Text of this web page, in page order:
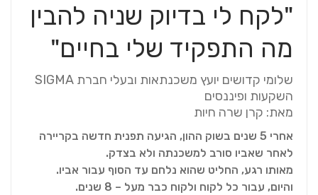
"לקח לי בדיוק שניה להבין
מה התפקיד שלי בחיים"
שלומי קדושים יועץ משכנתאות ובעלי חברת SIGMA
השקעות ופיננסים
מאת: קרן שרה חיות
אחרי 5 שנים בשוק ההון, הגיעה תפנית חדשה בקריירה
לאחר שאביו סורב למשכנתה ולא בצדק.
מאותו רגע, החליט שהוא נלחם עד הסוף עבור אביו.
והיום, עבור כל לקוח ולקוח כבר מעל – 8 שנים.